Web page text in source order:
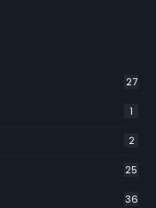
27
1
2
25
36